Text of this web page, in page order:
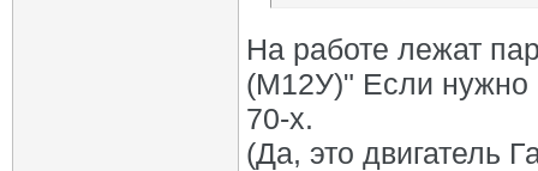
На работе лежат
(М12У)" Если нужно
70-х.
(Да, это двигатель